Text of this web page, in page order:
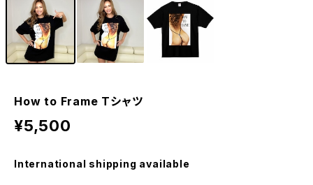
How to Frame Tシャツ
¥5,500
International shipping available